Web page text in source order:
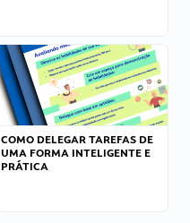
COMO DELEGAR TAREFAS DE
UMA FORMA INTELIGENTE E
PRÁTICA